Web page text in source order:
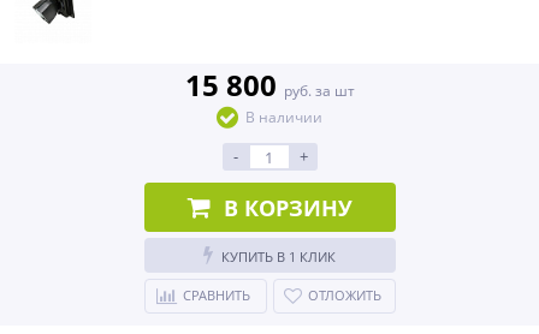
15 800 руб. за шт
В наличии
- +
В КОРЗИНУ
КУПИТЬ В 1 КЛИК
СРАВНИТЬ ОТЛОЖИТЬ